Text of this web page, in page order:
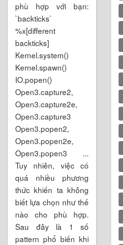
phù hợp với bạn:
`backticks`
%x[different
backticks]
Kernel.system()
Kernel.spawn()
IO.popen()
Open3.capture2,
Open3.capture2e,
Open3.capture3
Open3.popen2,
Open3.popen2e,
Open3.popen3 ...
Tuy nhiên, việc có
quá nhiều phương
thức khiến ta không
biết lựa chọn như thế
nào cho phù hợp.
Sau đây là 1 số
pattern phổ biến khi